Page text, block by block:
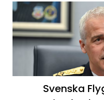
Svenska